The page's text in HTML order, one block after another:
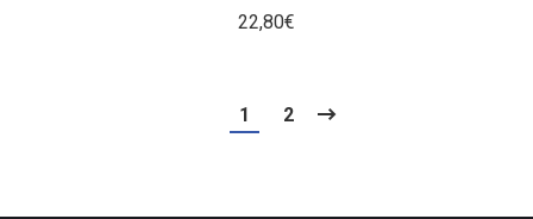
22,80€
1 2